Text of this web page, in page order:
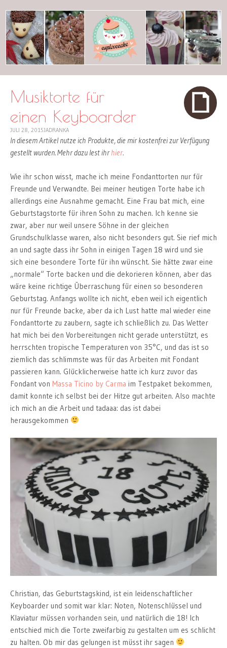
cuplovecake
Musiktorte für
einen Keyboarder
JULI 28, 2015JADRANKA
In diesem Artikel nutze ich Produkte, die mir kostenfrei zur Verfügung
gestellt wurden. Mehr dazu lest ihrhier.
Wie ihr schon wisst, mache ich meine Fondanttorten nur für
Freunde und Verwandte. Bei meiner heutigen Torte habe ich
allerdings eine Ausnahme gemacht. Eine Frau bat mich, eine
Geburtstagstorte für ihren Sohn zu machen. Ich kenne sie
zwar, aber nur weil unsere Söhne in der gleichen
Grundschulklasse waren, also nicht besonders gut. Sie rief mich
an und sagte dass ihr Sohn in einigen Tagen 18 wird und sie
sich eine besondere Torte für ihn wünscht. Sie hätte zwar eine
„normale“ Torte backen und die dekorieren können, aber das
wäre keine richtige Überraschung für einen so besonderen
Geburtstag. Anfangs wollte ich nicht, eben weil ich eigentlich
nur für Freunde backe, aber da ich Lust hatte mal wieder eine
Fondanttorte zu zaubern, sagte ich schließlich zu. Das Wetter
hat mich bei den Vorbereitungen nicht gerade unterstützt, es
herrschten tropische Temperaturen von 35°C, und das ist so
ziemlich das schlimmste was für das Arbeiten mit Fondant
passieren kann. Glücklicherweise hatte ich kurz zuvor das
Fondant von Massa Ticino by Carma im Testpaket bekommen,
damit konnte ich selbst bei der Hitze gut arbeiten. Also machte
ich mich an die Arbeit und tadaaa: das ist dabei
herausgekommen
Christian, das Geburtstagskind, ist ein leidenschaftlicher
Keyboarder und somit war klar: Noten, Notenschlüssel und
Klaviatur müssen vorhanden sein, und natürlich die 18! Ich
entschied mich die Torte zweifarbig zu gestalten um es schlicht
zu halten. Ob mir das gelungen ist müsst ihr sagen